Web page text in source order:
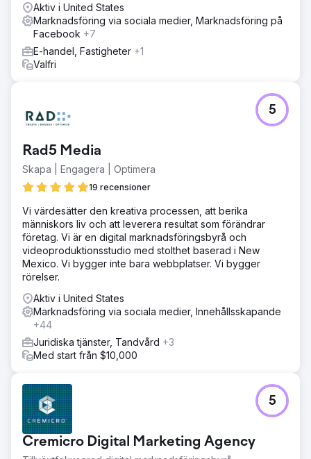
Aktiv i United States
Marknadsföring via sociala medier, Marknadsföring på
Facebook +7
E-handel, Fastigheter +1
Valfri
Rad5 Media
Skapa | Engagera | Optimera
19 recensioner
5
Vi värdesätter den kreativa processen, att berika
människors liv och att leverera resultat som förändrar
företag. Vi är en digital marknadsföringsbyrå och
videoproduktionsstudio med stolthet baserad i New
Mexico. Vi bygger inte bara webbplatser. Vi bygger
rörelser.
Aktiv i United States
Marknadsföring via sociala medier, Innehållsskapande
+44
Juridiska tjänster, Tandvård +3
Med start från $10,000
Cremicro Digital Marketing Agency
5